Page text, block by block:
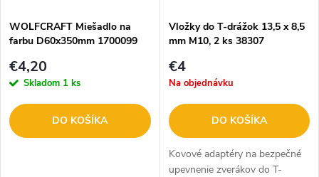
e
p
r
o
s
p
r
o
WOLFCRAFT Miešadlo na
farbu D60x350mm 1700099
€4,20
Skladom 1 ks
DO KOŠÍKA
Vložky do T-drážok 13,5 x 8,5
mm M10, 2 ks 38307
€4
Na objednávku
DO KOŠÍKA
Kovové adaptéry na bezpečné
upevnenie zverákov do T-